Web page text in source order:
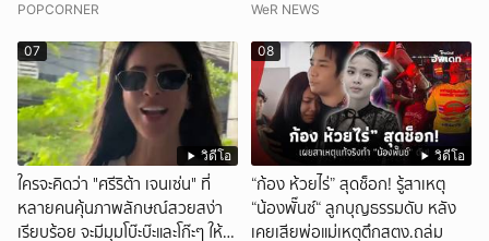
POPCORNER WeR NEWS
วิดีโอ
07
ใครจะคิดว่า "ศรีริต้า เจนเซ่น" ที่
หลายคนคุ้นภาพลักษณ์สวยสง่า
เรียบร้อย จะมีมุมโบ๊ะบ๊ะและโก๊ะๆ ให้ได้
วิดีโอ
08
“ก้อง ห้วยไร่” สุดช็อก! รู้สาเหตุ
“น้องพั๊นซ์“ ลูกบุญธรรมดับ หลัง
เคยเสียพ่อแม่เหตุตึกสตง.ถล่ม